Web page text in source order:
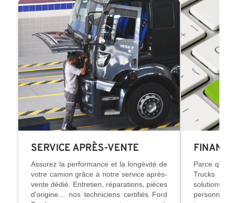
SERVICE APRÈS-VENTE
Assurez la performance et la longévité de
votre camion grâce à notre service après-
vente dédié. Entretien, réparations, pièces
d’origine… nos techniciens certifiés Ford
Parce
Trucks